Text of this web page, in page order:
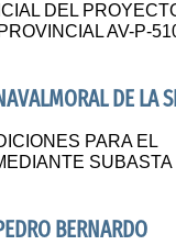
DEL
AV-P-
DE LA
PARA EL
BERNARDO